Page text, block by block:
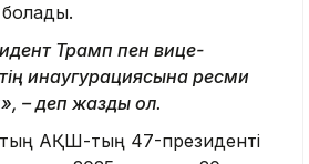
болады.
Трамп пен вице-
инаугурациясына ресми
– деп жазды ол.
АҚШ-тың 47-президенті